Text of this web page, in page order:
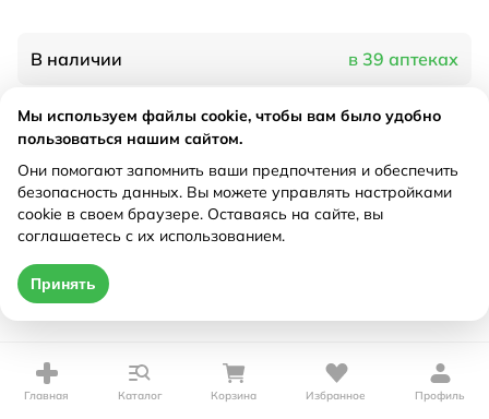
В наличии в 39 аптеках
Характеристики
Рецепт Не требуется
Цена действительна только при оформлении онлайн
от 229,40 ₽
Главная Каталог Корзина Избранное Профиль
Мы используем файлы cookie, чтобы вам было удобно
пользоваться нашим сайтом.
Они помогают запомнить ваши предпочтения и обеспечить
безопасность данных. Вы можете управлять настройками
cookie в своем браузере. Оставаясь на сайте, вы
соглашаетесь с их использованием.
Принять